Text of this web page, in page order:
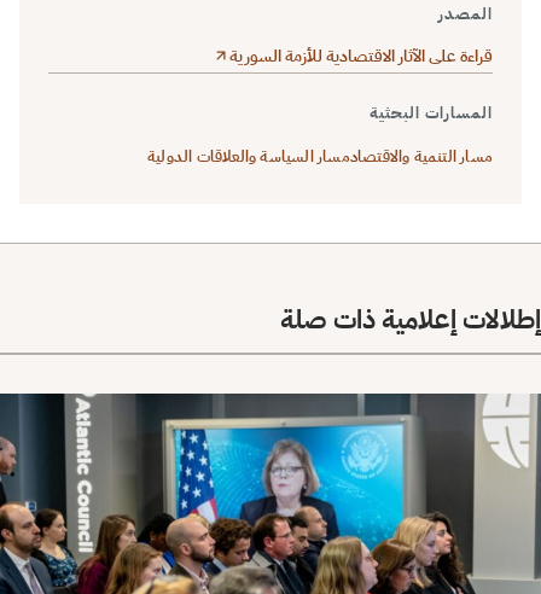
المصدر
قراءة على الآثار الاقتصادية للأزمة السورية
المسارات البحثية
مسار التنمية والاقتصادمسار السياسة والعلاقات الدولية
إطلالات إعلامية ذات صلة